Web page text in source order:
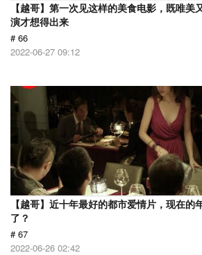
【越哥】第一次见这样的美食电影，既唯美
演才想得出来
# 66
2022-06-27 09:12
【越哥】近十年最好的都市爱情片，现在的
了？
# 67
2022-06-26 02:42